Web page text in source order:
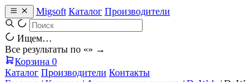
Migsoft Каталог Производители
Ищем…
Все результаты по «» →
Корзина 0
Каталог Производители Контакты